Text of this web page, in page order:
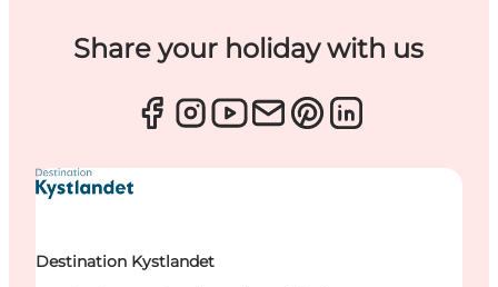
Share your holiday with us
Destination Kystlandet